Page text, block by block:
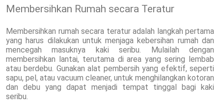
Membersihkan Rumah secara Teratur
Membersihkan rumah secara teratur adalah langkah pertama
yang harus dilakukan untuk menjaga kebersihan rumah dan
mencegah masuknya kaki seribu. Mulailah dengan
membersihkan lantai, terutama di area yang sering lembab
atau berdebu. Gunakan alat pembersih yang efektif, seperti
sapu, pel, atau vacuum cleaner, untuk menghilangkan kotoran
dan debu yang dapat menjadi tempat tinggal bagi kaki
seribu.